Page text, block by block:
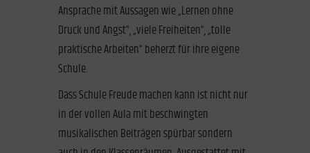
Ansprache mit Aussagen wie „Lernen ohne
Druck und Angst“, „viele Freiheiten“, „tolle
praktische Arbeiten“ beherzt für ihre eigene
Schule.
Dass Schule Freude machen kann ist nicht nur
in der vollen Aula mit beschwingten
musikalischen Beiträgen spürbar sondern